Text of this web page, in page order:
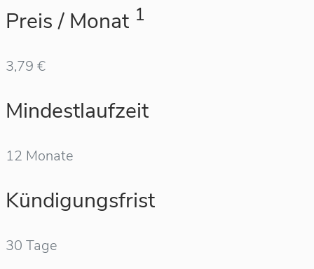
Preis / Monat 1
3,79 €
Mindestlaufzeit
12 Monate
Kündigungsfrist
30 Tage